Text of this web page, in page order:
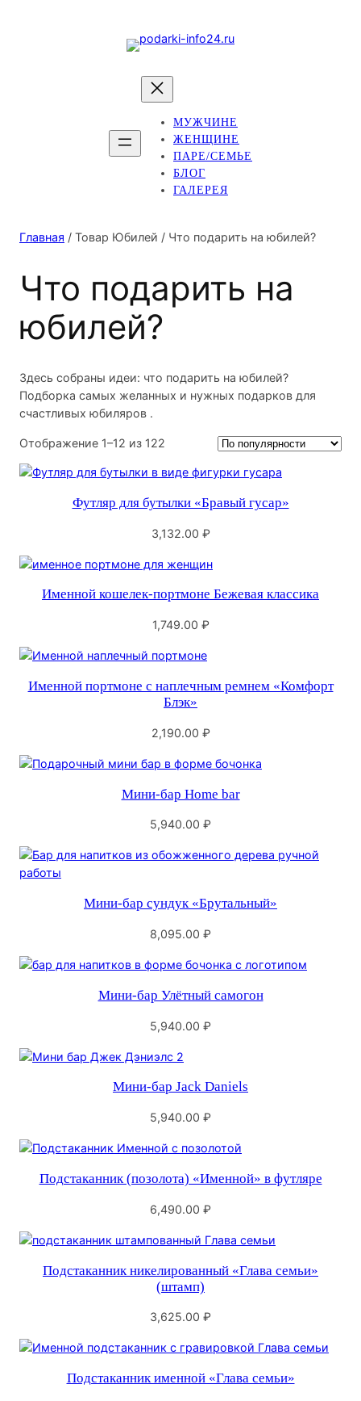
МУЖЧИНЕ
ЖЕНЩИНЕ
ПАРЕ/СЕМЬЕ
БЛОГ
ГАЛЕРЕЯ
Главная / Товар Юбилей / Что подарить на юбилей?
Что подарить на
юбилей?
Здесь собраны идеи: что подарить на юбилей?
Подборка самых желанных и нужных подарков для
счастливых юбиляров .
Отображение 1–12 из 122 Сортировка:
популярности
Футляр для бутылки «Бравый гусар»
3,132.00 ₽
Именной кошелек-портмоне Бежевая классика
1,749.00 ₽
Именной портмоне с наплечным ремнем «Комфорт
Блэк»
2,190.00 ₽
Мини-бар Home bar
5,940.00 ₽
Мини-бар сундук «Брутальный»
8,095.00 ₽
Мини-бар Улётный самогон
5,940.00 ₽
Мини-бар Jack Daniels
5,940.00 ₽
Подстаканник (позолота) «Именной» в футляре
6,490.00 ₽
Подстаканник никелированный «Глава семьи»
(штамп)
3,625.00 ₽
Подстаканник именной «Глава семьи»